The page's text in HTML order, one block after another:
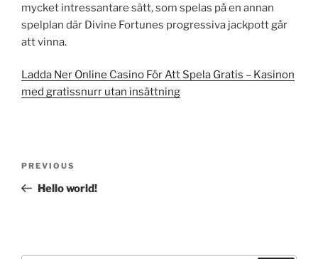
mycket intressantare sätt, som spelas på en annan
spelplan där Divine Fortunes progressiva jackpott går
att vinna.
Ladda Ner Online Casino För Att Spela Gratis – Kasinon
med gratissnurr utan insättning
Previous
Post
PREVIOUS
Hello world!